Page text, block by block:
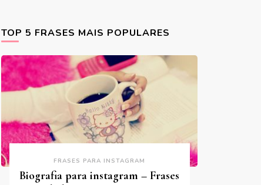
TOP 5 FRASES MAIS POPULARES
FRASES PARA INSTAGRAM
Biografia para instagram – Frases